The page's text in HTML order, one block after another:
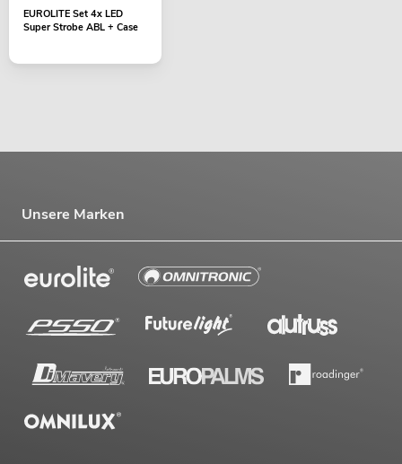
EUROLITE Set 4x LED
Super Strobe ABL + Case
Unsere Marken